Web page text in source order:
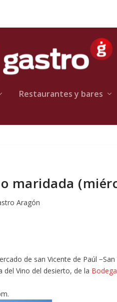
Restaurantes y bares
maridada
Aragón
de san Vicente de Paúl −San
del Vino del desierto, de la